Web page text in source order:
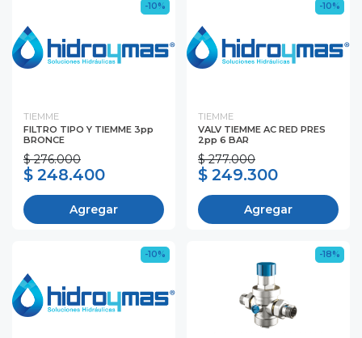
-10%
TIEMME
FILTRO TIPO Y TIEMME 3pp
BRONCE
$ 276.000
$ 248.400
Agregar
-10%
TIEMME
VALV TIEMME AC RED PRES
2pp 6 BAR
$ 277.000
$ 249.300
Agregar
-10% -18%